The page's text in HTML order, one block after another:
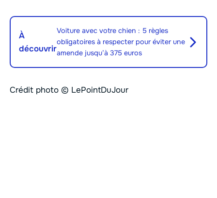
À
découvrir
Voiture avec votre chien : 5 règles
obligatoires à respecter pour éviter une
amende jusqu’à 375 euros
Crédit photo © LePointDuJour